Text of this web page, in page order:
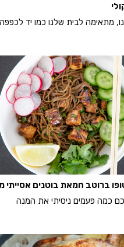
מתאימה לבית שלנו כמו יד
ברוטב חמאת בוטנים אסייתי
כמה פעמים ניסיתי את המנה